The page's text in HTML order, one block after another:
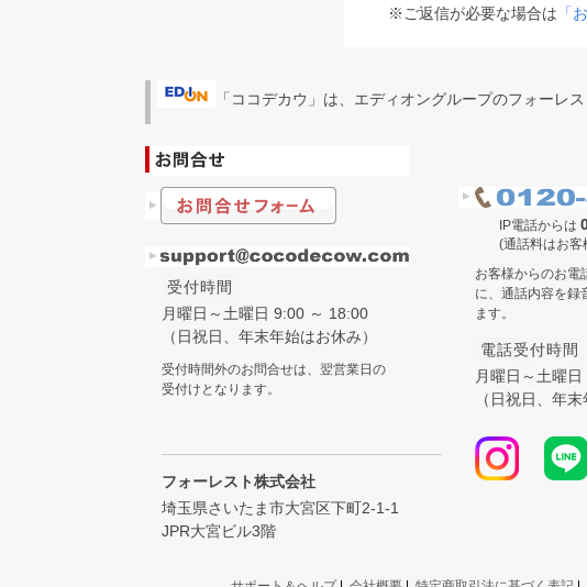
※ご返信が必要な場合は 「
「ココデカウ」は、エディオングループのフォーレ
受付時間
月曜日～土曜日 9:00 ～ 18:00
（日祝日、年末年始はお休み）
受付時間外のお問合せは、翌営業日の
受付けとなります。
フォーレスト株式会社
埼玉県さいたま市大宮区下町2-1-1
JPR大宮ビル3階
IP電話からは
(通話料はお客
お客様からのお電
に、通話内容を録
ます。
電話受付時間
月曜日～土曜
（日祝日、年